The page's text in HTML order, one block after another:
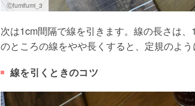
Ⓒfumifumi_3
次は1cm間隔で線を引きます。線の長さは
のところの線をやや長くすると、定規のよう
線を引くときのコツ